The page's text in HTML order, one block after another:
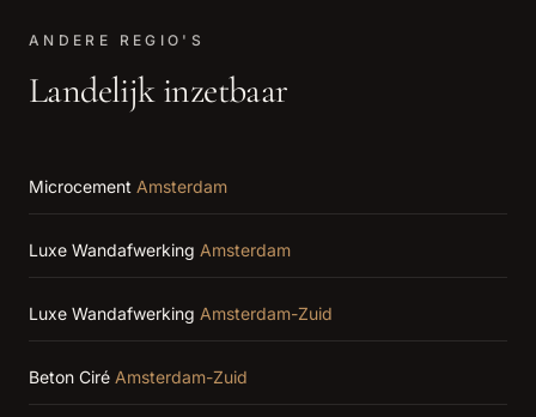
ANDERE REGIO'S
Landelijk inzetbaar
Microcement Amsterdam
Luxe Wandafwerking Amsterdam
Luxe Wandafwerking Amsterdam-Zuid
Beton Ciré Amsterdam-Zuid